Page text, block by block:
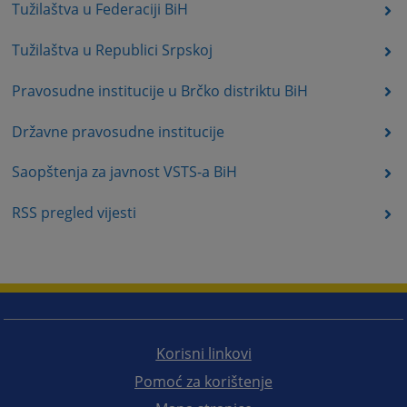
Tužilaštva u Federaciji BiH
Tužilaštva u Republici Srpskoj
Pravosudne institucije u Brčko distriktu BiH
Državne pravosudne institucije
Saopštenja za javnost VSTS-a BiH
RSS pregled vijesti
Korisni linkovi
Pomoć za korištenje